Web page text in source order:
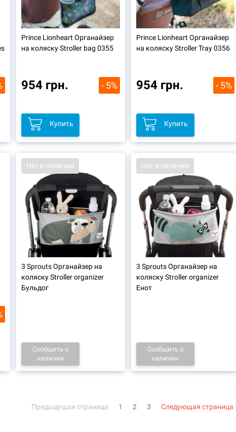
Prince Lionheart Органайзер
на коляску Stroller bag 0355
954 грн. - 5%
Купить
Prince Lionheart Органайзер
на коляску Stroller Tray 0356
954 грн. - 5%
Купить
Нет в наличии
3 Sprouts Органайзер на
коляску Stroller organizer
Бульдог
Сообщить о
наличии
Нет в наличии
3 Sprouts Органайзер на
коляску Stroller organizer
Енот
Сообщить о
наличии
Предыдущая страница 1 2 3 Следующая страница